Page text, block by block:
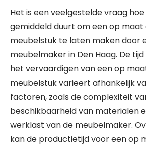
Het is een veelgestelde vraag
gemiddeld duurt om een op
meubelstuk te laten maken door
meubelmaker in Den Haag. De
het vervaardigen van een op
meubelstuk varieert afhankelijk
factoren, zoals de complexiteit
beschikbaarheid van materialen
werklast van de meubelmaker.
kan de productietijd voor een op